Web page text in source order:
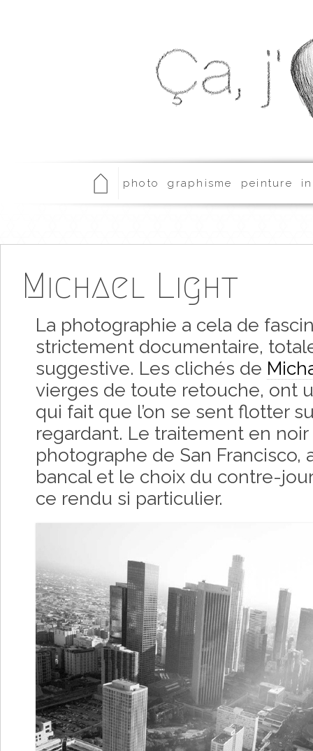
photo graphisme peinture
Michael Light
La photographie a cela de
strictement documentaire,
suggestive. Les clichés de
vierges de toute retouche, ont
qui fait que l’on se sent flotter
regardant. Le traitement en
photographe de San Francisco,
bancal et le choix du contre-
ce rendu si particulier.